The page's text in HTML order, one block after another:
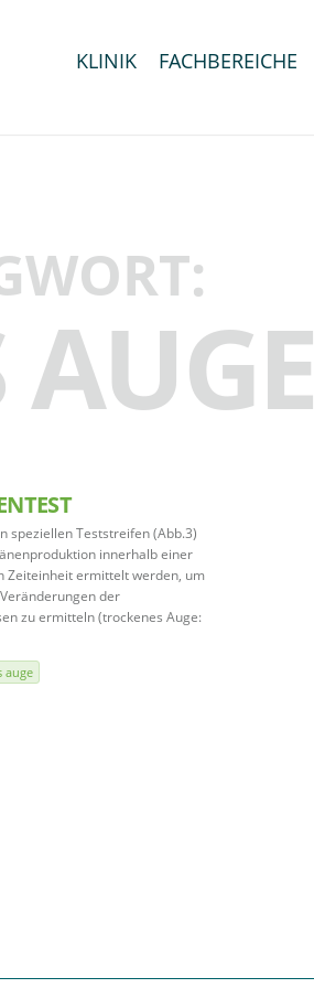
KLINIK FACHBEREICHE
AUGE
speziellen Teststreifen (Abb.3)
innerhalb einer
Zeiteinheit ermittelt werden, um
der
zu ermitteln (trockenes Auge:
auge